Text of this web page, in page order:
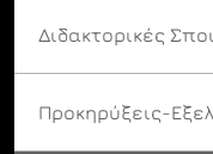
Διδακτορικές
Προκηρύξεις-